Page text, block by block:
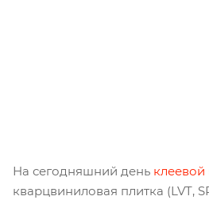
На сегодняшний день клеевой
кварцвиниловая плитка (LVT,